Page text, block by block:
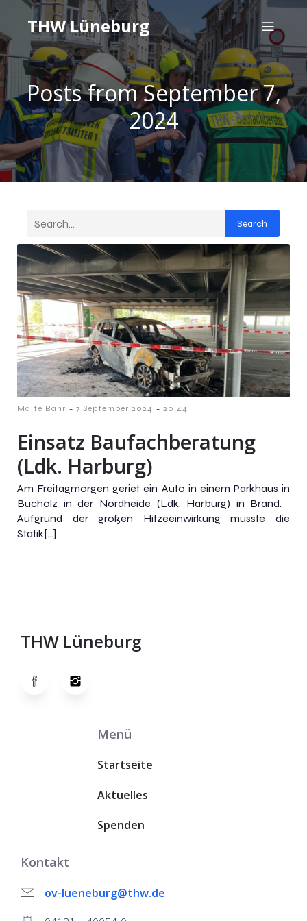
THW Lüneburg
Posts from September 7,
2024
Search
Malte Bahr - 7 September 2024 - 20:44
Einsatz Baufachberatung
(Ldk. Harburg)
Am Freitagmorgen geriet ein Auto in einem Parkhaus in
Bucholz in der Nordheide (Ldk. Harburg) in Brand.
Aufgrund der großen Hitzeeinwirkung musste die
Statik[…]
THW Lüneburg
Menü
Startseite
Aktuelles
Spenden
Kontakt
ov-lueneburg@thw.de